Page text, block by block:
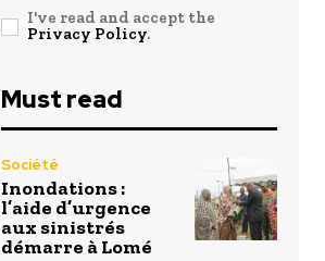
I've read and accept the
Privacy Policy.
Must read
Société
Inondations :
l’aide d’urgence
aux sinistrés
démarre à Lomé